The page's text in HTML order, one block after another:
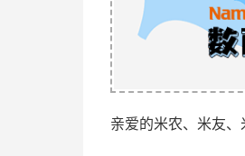
亲爱的米农、米友、